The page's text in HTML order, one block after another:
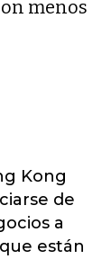
menos
Kong
de
a
están